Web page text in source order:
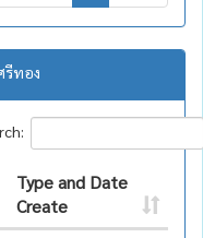
รีทอง
Type and Date
Create